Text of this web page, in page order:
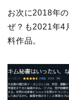
お次に2018年
ぜ？も2021年4
料作品。